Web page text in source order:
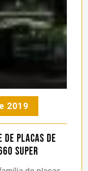
2019
de placas de
SUPER